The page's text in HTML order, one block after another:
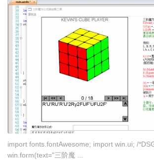
import fonts.fontAwesome; import win.ui; /
win.form(text="三阶魔 ...